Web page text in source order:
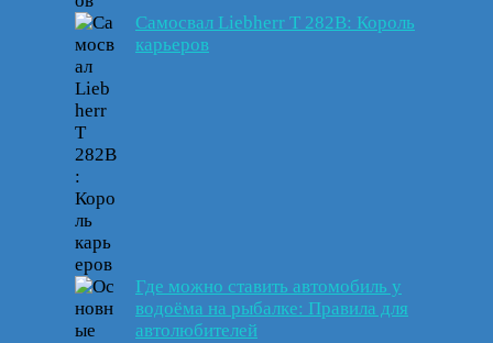
Самосвал Liebherr T 282B: Король
карьеров
Где можно ставить автомобиль у
водоёма на рыбалке: Правила для
автолюбителей